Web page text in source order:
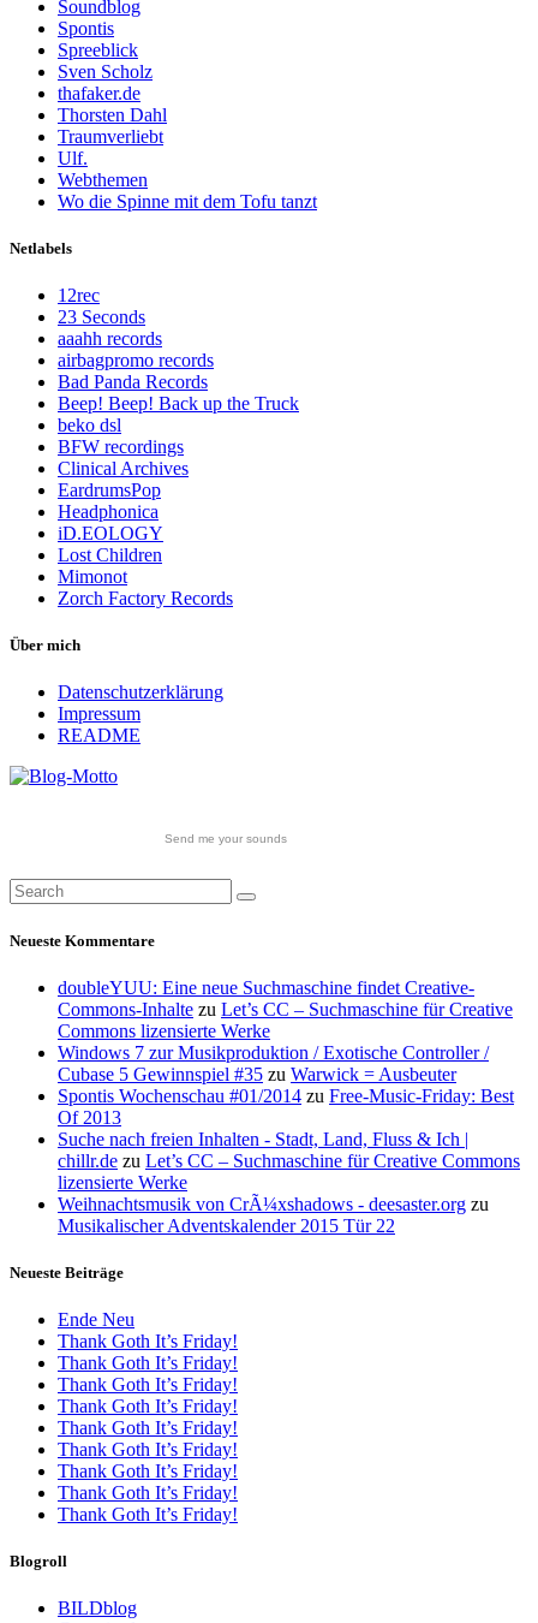
Soundblog
Spontis
Spreeblick
Sven Scholz
thafaker.de
Thorsten Dahl
Traumverliebt
Ulf.
Webthemen
Wo die Spinne mit dem Tofu tanzt
Netlabels
12rec
23 Seconds
aaahh records
airbagpromo records
Bad Panda Records
Beep! Beep! Back up the Truck
beko dsl
BFW recordings
Clinical Archives
EardrumsPop
Headphonica
iD.EOLOGY
Lost Children
Mimonot
Zorch Factory Records
Über mich
Datenschutzerklärung
Impressum
README
Send me your sounds
Neueste Kommentare
doubleYUU: Eine neue Suchmaschine findet Creative-
Commons-Inhalte zu Let’s CC – Suchmaschine für Creative
Commons lizensierte Werke
Windows 7 zur Musikproduktion / Exotische Controller /
Cubase 5 Gewinnspiel #35 zu Warwick = Ausbeuter
Spontis Wochenschau #01/2014 zu Free-Music-Friday: Best
Of 2013
Suche nach freien Inhalten - Stadt, Land, Fluss & Ich |
chillr.de zu Let’s CC – Suchmaschine für Creative Commons
lizensierte Werke
Weihnachtsmusik von CrÃ¼xshadows - deesaster.org zu
Musikalischer Adventskalender 2015 Tür 22
Neueste Beiträge
Ende Neu
Thank Goth It’s Friday!
Thank Goth It’s Friday!
Thank Goth It’s Friday!
Thank Goth It’s Friday!
Thank Goth It’s Friday!
Thank Goth It’s Friday!
Thank Goth It’s Friday!
Thank Goth It’s Friday!
Thank Goth It’s Friday!
Blogroll
BILDblog